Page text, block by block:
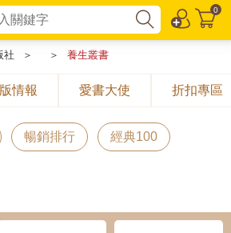
0
社 ＞ ＞ 養生叢書
情報 愛書大使 折扣專區
暢銷排行 經典100